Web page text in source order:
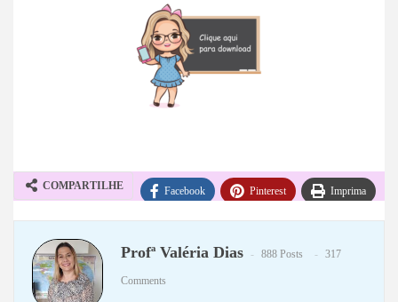
COMPARTILHE Facebook Pinterest Imprima
Profª Valéria Dias 888 Posts 317
Comments